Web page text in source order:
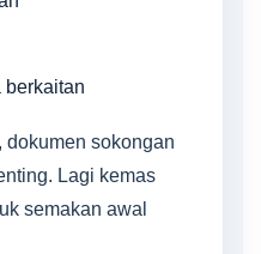
berkaitan
sokongan
Lagi kemas
semakan awal